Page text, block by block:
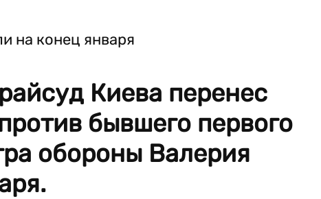
Киева перенес
бывшего первого
обороны Валерия